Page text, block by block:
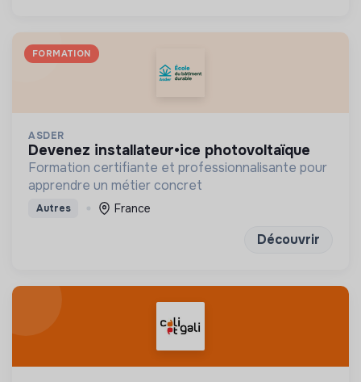
FORMATION
ASDER
devenez installateur•ice photovoltaïque
Formation certifiante et professionnalisante pour
apprendre un métier concret
Autres France
Découvrir